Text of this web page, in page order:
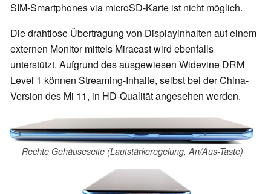
SIM-Smartphones via microSD-Karte ist nicht möglich.
Die drahtlose Übertragung von Displayinhalten auf einem
externen Monitor mittels Miracast wird ebenfalls
unterstützt. Aufgrund des ausgewiesen Widevine DRM
Level 1 können Streaming-Inhalte, selbst bei der China-
Version des Mi 11, in HD-Qualität angesehen werden.
Rechte Gehäuseseite (Lautstärkeregelung, An/Aus-Taste)